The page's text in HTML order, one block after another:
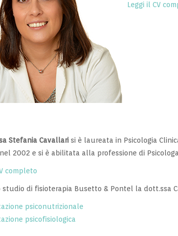
Leggi il CV
Stefania Cavallari si è laureata in Psicologia
2002 e si è abilitata alla professione di
completo
studio di fisioterapia Busetto & Pontel la dott.ssa
psiconutrizionale
psicofisiologica